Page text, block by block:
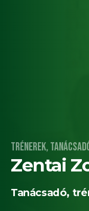
Trénerek,
Zentai
Tanácsadó,